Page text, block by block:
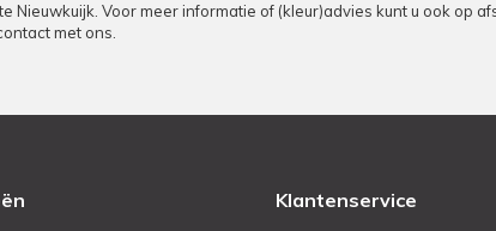
Voor meer informatie of (kleur)advies kunt u ook op
met ons.
Klantenservice